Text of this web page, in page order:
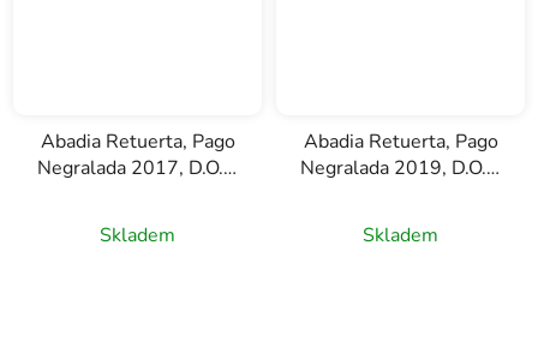
Abadia Retuerta, Pago
Negralada 2017, D.O.P.
červené víno, 0,75l
Skladem
Abadia Retuerta, Pago
Negralada 2019, D.O.P.
červené víno, 0,75l
Skladem